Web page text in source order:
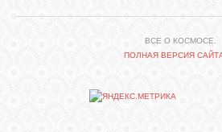
ВСЕ О КОСМОСЕ.
ПОЛНАЯ ВЕРСИЯ